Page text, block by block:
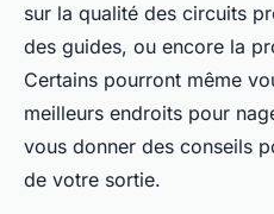
sur la qualité des circuits
des guides, ou encore la
Certains pourront même
meilleurs endroits pour
vous donner des conseils
de votre sortie.